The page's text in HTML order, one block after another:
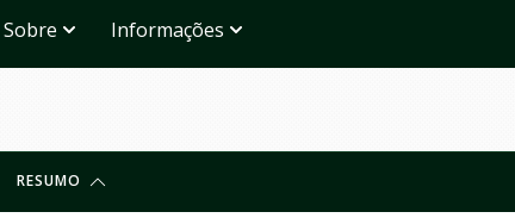
Sobre Informações
RESUMO